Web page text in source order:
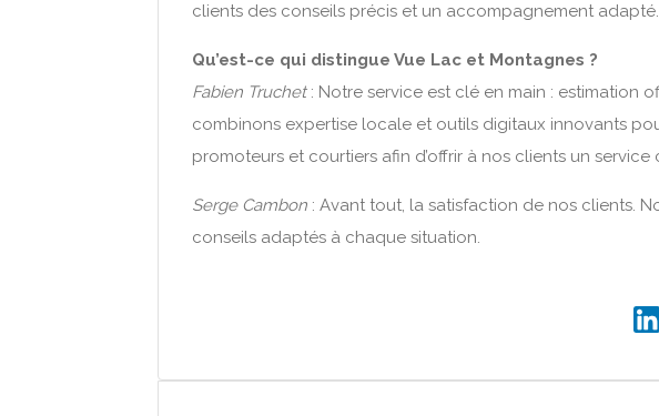
clients des conseils précis et un accompagnement adapté.
Qu’est-ce qui distingue Vue Lac et Montagnes ?
Fabien Truchet: Notre service est clé en main : estimation
combinons expertise locale et outils digitaux innovants
promoteurs et courtiers afin d’offrir à nos clients un
Serge Cambon : Avant tout, la satisfaction de nos clients.
conseils adaptés à chaque situation.